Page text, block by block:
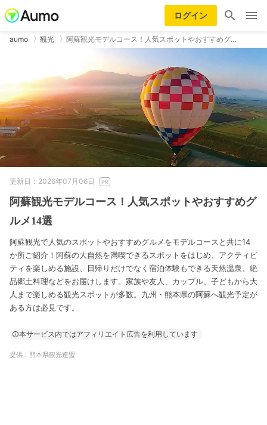
ログイン
aumo 観光 阿蘇観光モデルコース！人気スポットやおすすめグ…
更新日：2026年07月06日
阿蘇観光モデルコース！人気スポットやおすすめグ
ルメ14選
阿蘇観光で人気のスポットやおすすめグルメをモデルコースと共に14
か所ご紹介！阿蘇の大自然を満喫できるスポットをはじめ、アクティビ
ティを楽しめる施設、日帰りだけでなく宿泊体験もできる天然温泉、絶
品郷土料理などをお届けします。家族や友人、カップル、子どもから大
人まで楽しめる観光スポットが多数。九州・熊本県の阿蘇へ観光予定が
ある方は必見です。
本サービス内ではアフィリエイト広告を利用しています
提供：熊本県観光連盟